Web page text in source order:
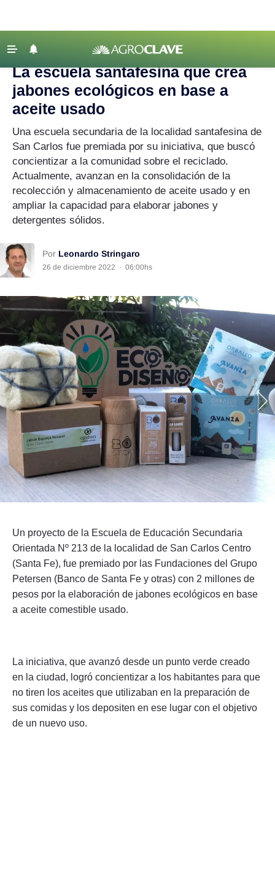
Agricultura
Ganadería
Lechería
Tecnología
Maquinaria agrícola
Agenda
Regionales
Agronegocios
Mercados
Seguinos
‹ VOLVER
Agroclave aceite
La escuela santafesina que crea
jabones ecológicos en base a
aceite usado
Una escuela secundaria de la localidad santafesina de
San Carlos fue premiada por su iniciativa, que buscó
concientizar a la comunidad sobre el reciclado.
Actualmente, avanzan en la consolidación de la
recolección y almacenamiento de aceite usado y en
ampliar la capacidad para elaborar jabones y
detergentes sólidos.
Por Leonardo Stringaro
26 de diciembre 2022 · 06:00hs
Un proyecto de la Escuela de Educación Secundaria
Orientada Nº 213 de la localidad de San Carlos Centro
(Santa Fe), fue premiado por las Fundaciones del Grupo
Petersen (Banco de Santa Fe y otras) con 2 millones de
pesos por la elaboración de jabones ecológicos en base
a aceite comestible usado.
La iniciativa, que avanzó desde un punto verde creado
en la ciudad, logró concientizar a los habitantes para que
no tiren los aceites que utilizaban en la preparación de
sus comidas y los depositen en ese lugar con el objetivo
de un nuevo uso.